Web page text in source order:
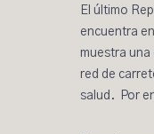
El último
encuentra
muestra
red de
salud. Por